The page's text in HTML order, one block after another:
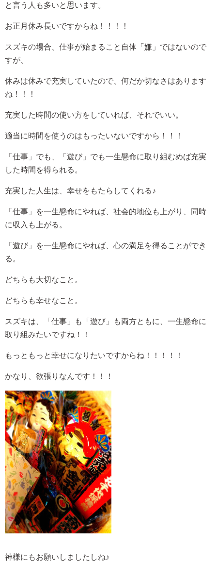
と言う人も多いと思います。
お正月休み長いですからね！！！！
スズキの場合、仕事が始まること自体「嫌」ではないので
すが、
休みは休みで充実していたので、何だか切なさはあります
ね！！！
充実した時間の使い方をしていれば、それでいい。
適当に時間を使うのはもったいないですから！！！
「仕事」でも、「遊び」でも一生懸命に取り組むめば充実
した時間を得られる。
充実した人生は、幸せをもたらしてくれる♪
「仕事」を一生懸命にやれば、社会的地位も上がり、同時
に収入も上がる。
「遊び」を一生懸命にやれば、心の満足を得ることができ
る。
どちらも大切なこと。
どちらも幸せなこと。
スズキは、「仕事」も「遊び」も両方ともに、一生懸命に
取り組みたいですね！！
もっともっと幸せになりたいですからね！！！！！
かなり、欲張りなんです！！！
神様にもお願いしましたしね♪